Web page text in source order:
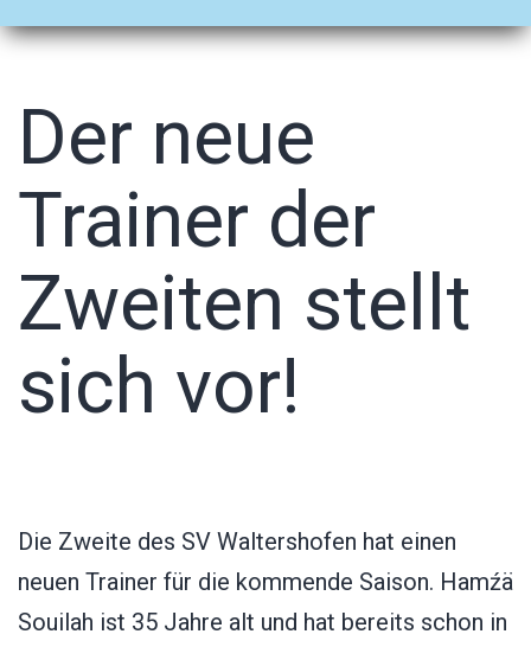
Der neue
Trainer der
Zweiten stellt
sich vor!
Die Zweite des SV Waltershofen hat einen
neuen Trainer für die kommende Saison. Hamźä
Souilah ist 35 Jahre alt und hat bereits schon in